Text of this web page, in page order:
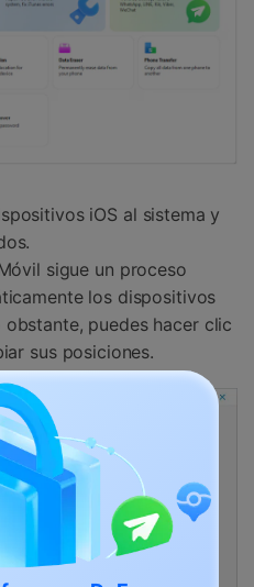
iOS al sistema y
sigue un proceso
los dispositivos
puedes hacer clic
sus posiciones.